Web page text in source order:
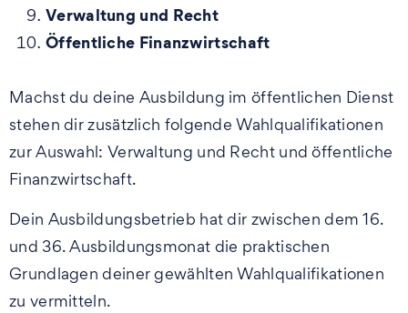
Verwaltung und Recht
Öffentliche Finanzwirtschaft
Machst du deine Ausbildung im öffentlichen Dienst
stehen dir zusätzlich folgende Wahlqualifikationen
zur Auswahl: Verwaltung und Recht und öffentliche
Finanzwirtschaft.
Dein Ausbildungsbetrieb hat dir zwischen dem 16.
und 36. Ausbildungsmonat die praktischen
Grundlagen deiner gewählten Wahlqualifikationen
zu vermitteln.